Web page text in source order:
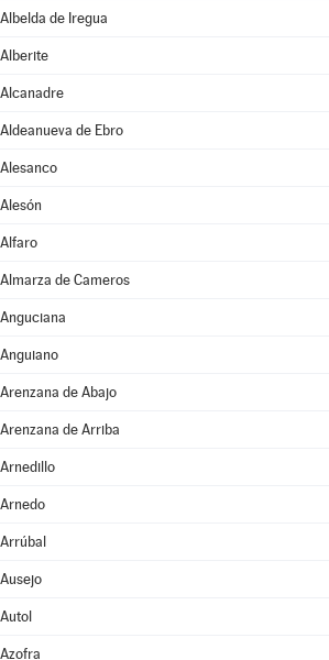
Albelda de Iregua
Alberite
Alcanadre
Aldeanueva de Ebro
Alesanco
Alesón
Alfaro
Almarza de Cameros
Anguciana
Anguiano
Arenzana de Abajo
Arenzana de Arriba
Arnedillo
Arnedo
Arrúbal
Ausejo
Autol
Azofra